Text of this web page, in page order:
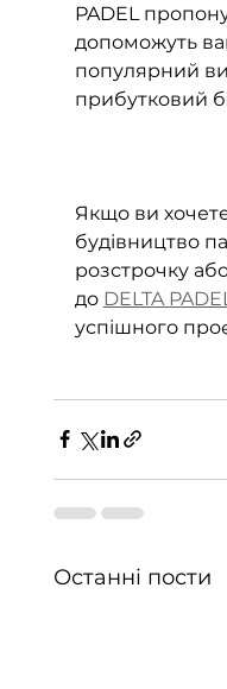
PADEL
допоможуть
популярний
прибутковий
Якщо ви
будівництво
розстрочку
до DELTA PADEL
успішного
Останні пости